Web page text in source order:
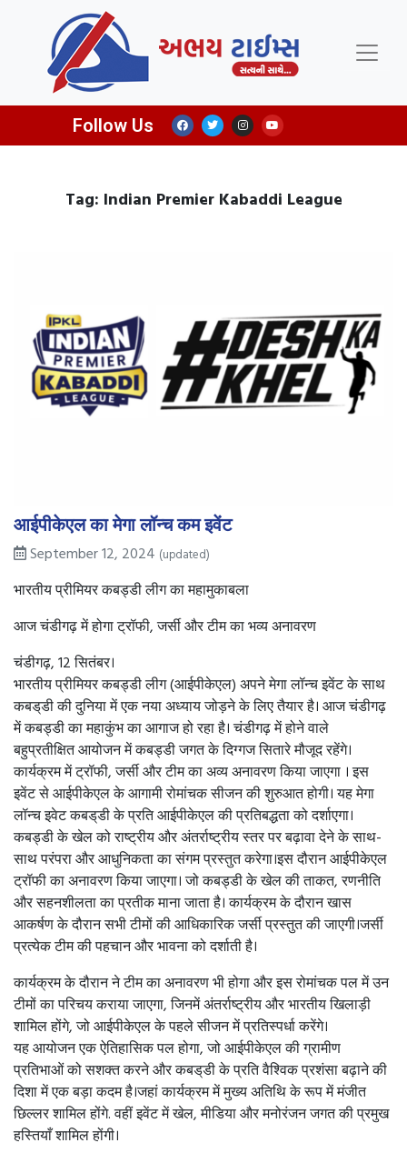
Follow Us
Tag: Indian Premier Kabaddi League
आईपीकेएल का मेगा लॉन्च कम इवेंट
September 12, 2024 (updated)
भारतीय प्रीमियर कबड्डी लीग का महामुकाबला
आज चंडीगढ़ में होगा ट्रॉफी, जर्सी और टीम का भव्य अनावरण
चंडीगढ़, 12 सितंबर।
भारतीय प्रीमियर कबड्डी लीग (आईपीकेएल) अपने मेगा लॉन्च इवेंट के साथ
कबड्‌डी की दुनिया में एक नया अध्याय जोड़ने के लिए तैयार है। आज चंडीगढ़
में कबड्डी का महाकुंभ का आगाज हो रहा है। चंडीगढ़ में होने वाले
बहुप्रतीक्षित आयोजन में कबड्डी जगत के दिग्गज सितारे मौजूद रहेंगे।
कार्यक्रम में ट्रॉफी, जर्सी और टीम का अव्य अनावरण किया जाएगा । इस
इवेंट से आईपीकेएल के आगामी रोमांचक सीजन की शुरुआत होगी। यह मेगा
लॉन्च इवेट कबड्‌डी के प्रति आईपीकेएल की प्रतिबद्धता को दर्शाएगा।
कबड्डी के खेल को राष्ट्रीय और अंतर्राष्ट्रीय स्तर पर बढ़ावा देने के साथ-
साथ परंपरा और आधुनिकता का संगम प्रस्तुत करेगा।इस दौरान आईपीकेएल
ट्रॉफी का अनावरण किया जाएगा। जो कबड्डी के खेल की ताकत, रणनीति
और सहनशीलता का प्रतीक माना जाता है। कार्यक्रम के दौरान खास
आकर्षण के दौरान सभी टीमों की आधिकारिक जर्सी प्रस्तुत की जाएगी।जर्सी
प्रत्येक टीम की पहचान और भावना को दर्शाती है।
कार्यक्रम के दौरान ने टीम का अनावरण भी होगा और इस रोमांचक पल में उन
टीमों का परिचय कराया जाएगा, जिनमें अंतर्राष्ट्रीय और भारतीय खिलाड़ी
शामिल होंगे, जो आईपीकेएल के पहले सीजन में प्रतिस्पर्धा करेंगे।
यह आयोजन एक ऐतिहासिक पल होगा, जो आईपीकेएल की ग्रामीण
प्रतिभाओं को सशक्त करने और कबड्‌डी के प्रति वैश्विक प्रशंसा बढ़ाने की
दिशा में एक बड़ा कदम है।जहां कार्यक्रम में मुख्य अतिथि के रूप में मंजीत
छिल्लर शामिल होंगे. वहीं इवेंट में खेल, मीडिया और मनोरंजन जगत की प्रमुख
हस्तियाँ शामिल होंगी।